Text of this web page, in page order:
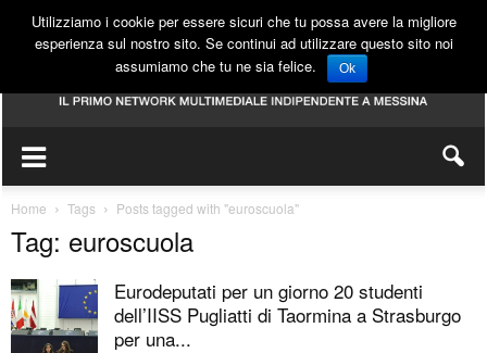
Home Tags Posts tagged with "euroscuola"
Tag: euroscuola
Eurodeputati per un giorno 20 studenti
dell’IISS Pugliatti di Taormina a Strasburgo
per una...
Utilizziamo i cookie per essere sicuri che tu possa avere la migliore
esperienza sul nostro sito. Se continui ad utilizzare questo sito noi
assumiamo che tu ne sia felice.
Ok